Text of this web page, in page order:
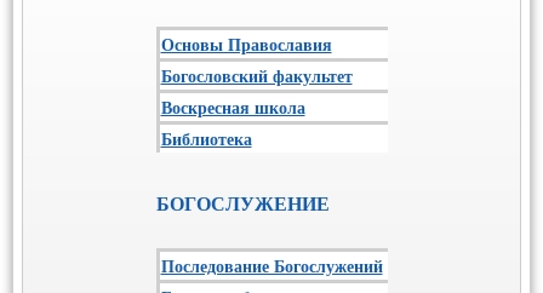
Основы Православия
Богословский факультет
Воскресная школа
Библиотека
БОГОСЛУЖЕНИЕ
Последование Богослужений